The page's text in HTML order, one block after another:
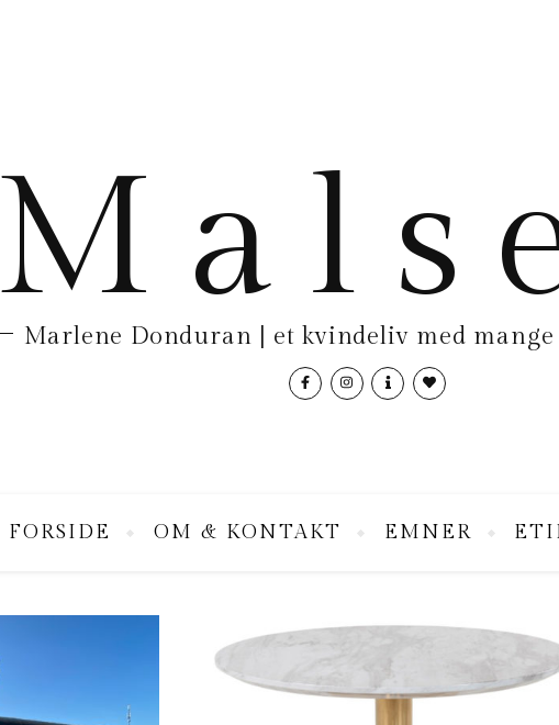
Marlene Donduran | et kvindeliv med
FORSIDE OM & KONTAKT EMNER